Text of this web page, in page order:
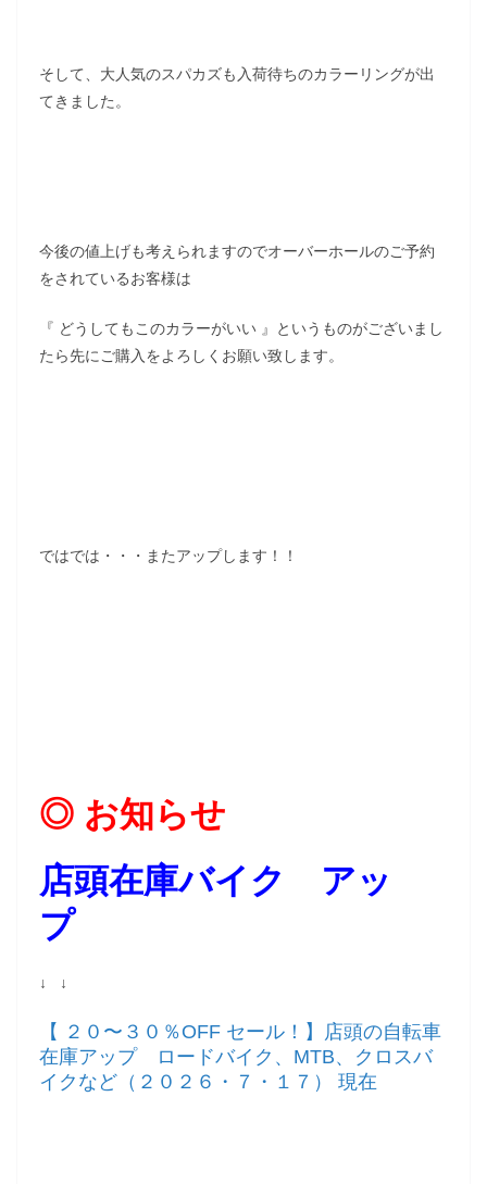
そして、大人気のスパカズも入荷待ちのカラーリングが出
てきました。
今後の値上げも考えられますのでオーバーホールのご予約
をされているお客様は
『 どうしてもこのカラーがいい 』というものがございまし
たら先にご購入をよろしくお願い致します。
ではでは・・・またアップします！！
◎ お知らせ
店頭在庫バイク アッ
プ
↓ ↓
【 ２０〜３０％OFF セール！】店頭の自転車
在庫アップ ロードバイク、MTB、クロスバ
イクなど（２０２６・７・１７） 現在